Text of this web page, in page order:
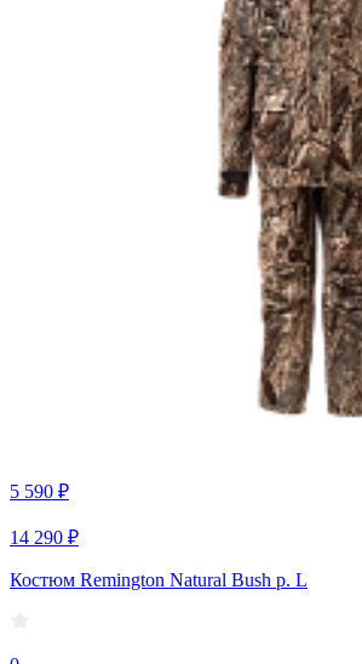
5 590 ₽
14 290 ₽
Костюм Remington Natural Bush р. L